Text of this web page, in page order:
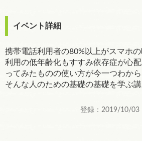
イベント詳細
携帯電話利用者の80%以上がスマホの
利用の低年齢化もすすみ依存症が心
ってみたものの使い方が今一つわから
そんな人のための基礎の基礎を学ぶ講
登録：2019/10/